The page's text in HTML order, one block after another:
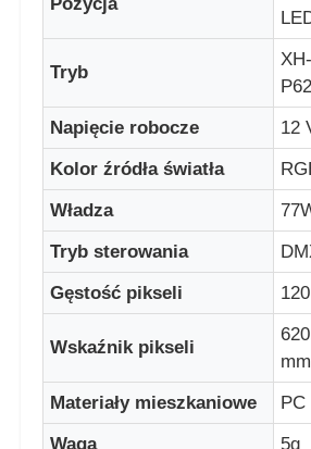
Skontaktuj się z nami
Nowości
Wszystkie przypadki
Ekran siatki LED
Tryb
Napięcie robocze
12
Kolor źródła światła
Władza
Tryb sterowania
Gęstość pikseli
Wskaźnik pikseli
mm
Materiały mieszkaniowe
PC
Waga
5g